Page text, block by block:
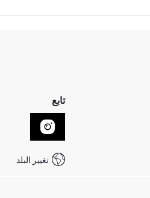
تابع
تغيير البلد